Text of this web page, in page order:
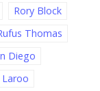
Rory Block
Thomas
Diego
Laroo